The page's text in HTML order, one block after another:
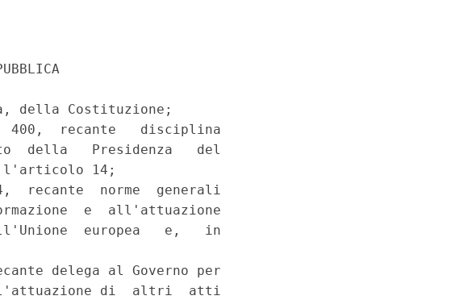
della Costituzione;
400,  recante   disciplina
della   Presidenza   del
l'articolo 14;
recante  norme  generali
e  all'attuazione
europea   e,   in
delega al Governo per
l'attuazione di  altri  atti